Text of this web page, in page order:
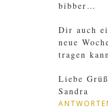
bibber…
Dir auch
neue
tragen
Liebe
Sandra